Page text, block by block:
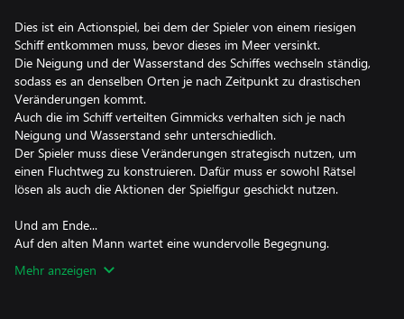
Dies ist ein Actionspiel, bei dem der Spieler von einem riesigen
Schiff entkommen muss, bevor dieses im Meer versinkt.
Die Neigung und der Wasserstand des Schiffes wechseln ständig,
sodass es an denselben Orten je nach Zeitpunkt zu drastischen
Veränderungen kommt.
Auch die im Schiff verteilten Gimmicks verhalten sich je nach
Neigung und Wasserstand sehr unterschiedlich.
Der Spieler muss diese Veränderungen strategisch nutzen, um
einen Fluchtweg zu konstruieren. Dafür muss er sowohl Rätsel
lösen als auch die Aktionen der Spielfigur geschickt nutzen.
Und am Ende...
Mehr anzeigen